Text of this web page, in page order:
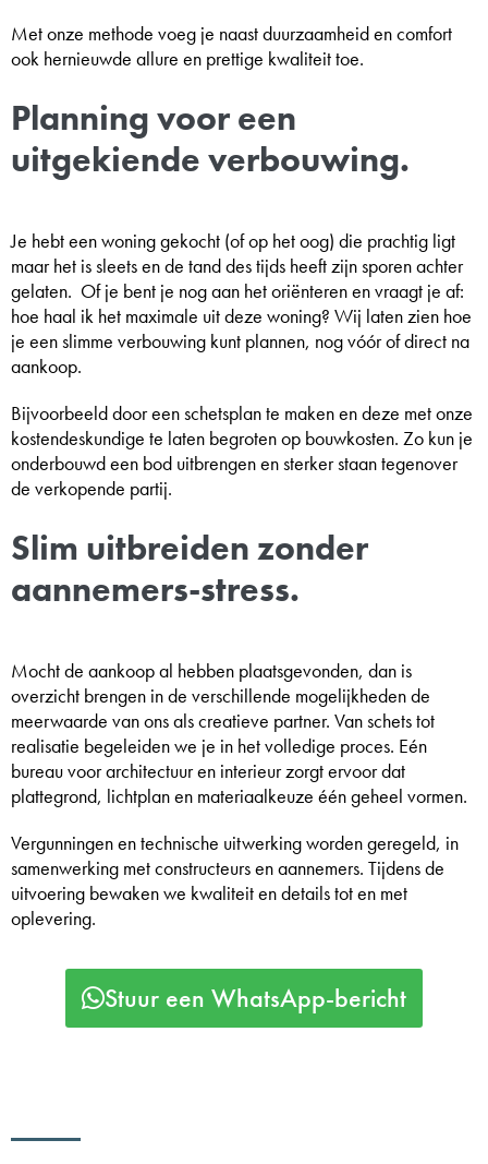
Met onze methode voeg je naast duurzaamheid en comfort
ook hernieuwde allure en prettige kwaliteit toe.
Planning voor een
uitgekiende verbouwing.
Je hebt een woning gekocht (of op het oog) die prachtig ligt
maar het is sleets en de tand des tijds heeft zijn sporen achter
gelaten. Of je bent je nog aan het oriënteren en vraagt je af:
hoe haal ik het maximale uit deze woning? Wij laten zien hoe
je een slimme verbouwing kunt plannen, nog vóór of direct na
aankoop.
Bijvoorbeeld door een schetsplan te maken en deze met onze
kostendeskundige te laten begroten op bouwkosten. Zo kun je
onderbouwd een bod uitbrengen en sterker staan tegenover
de verkopende partij.
Slim uitbreiden zonder
aannemers-stress.
Mocht de aankoop al hebben plaatsgevonden, dan is
overzicht brengen in de verschillende mogelijkheden de
meerwaarde van ons als creatieve partner. Van schets tot
realisatie begeleiden we je in het volledige proces. Eén
bureau voor architectuur en interieur zorgt ervoor dat
plattegrond, lichtplan en materiaalkeuze één geheel vormen.
Vergunningen en technische uitwerking worden geregeld, in
samenwerking met constructeurs en aannemers. Tijdens de
uitvoering bewaken we kwaliteit en details tot en met
oplevering.
Stuur een WhatsApp-bericht